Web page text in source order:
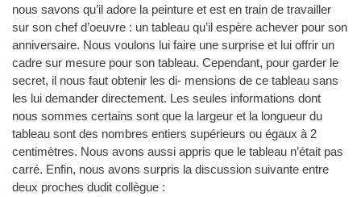
nous savons qu’il adore la peinture et est en train de travailler
sur son chef d’oeuvre : un tableau qu’il espère achever pour son
anniversaire. Nous voulons lui faire une surprise et lui offrir un
cadre sur mesure pour son tableau. Cependant, pour garder le
secret, il nous faut obtenir les di- mensions de ce tableau sans
les lui demander directement. Les seules informations dont
nous sommes certains sont que la largeur et la longueur du
tableau sont des nombres entiers supérieurs ou égaux à 2
centimètres. Nous avons aussi appris que le tableau n’était pas
carré. Enfin, nous avons surpris la discussion suivante entre
deux proches dudit collègue :